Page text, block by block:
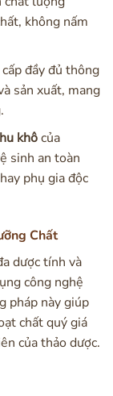
không nấm
đầy đủ thông
sản xuất, mang
khôcủa
sinh an toàn
phụ gia độc
Chất
dược tính và
công nghệ
pháp này giúp
chất quý giá
của thảo dược.